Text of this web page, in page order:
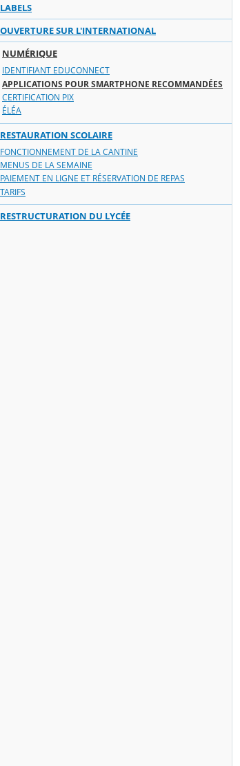
LABELS
OUVERTURE SUR L'INTERNATIONAL
NUMÉRIQUE
IDENTIFIANT EDUCONNECT
APPLICATIONS POUR SMARTPHONE RECOMMANDÉES
CERTIFICATION PIX
ÉLÉA
RESTAURATION SCOLAIRE
FONCTIONNEMENT DE LA CANTINE
MENUS DE LA SEMAINE
PAIEMENT EN LIGNE ET RÉSERVATION DE REPAS
TARIFS
RESTRUCTURATION DU LYCÉE